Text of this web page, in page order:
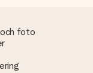
och foto